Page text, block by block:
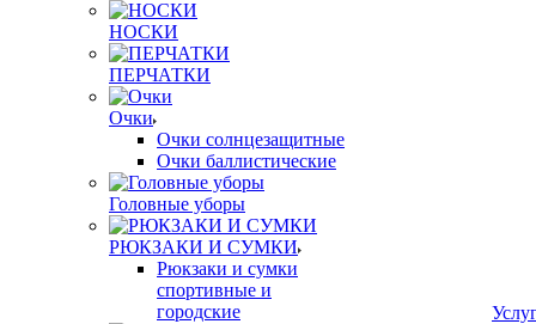
НОСКИ
ПЕРЧАТКИ
Очки
Очки солнцезащитные
Очки баллистические
Головные уборы
РЮКЗАКИ И СУМКИ
Рюкзаки и сумки
спортивные и
городские